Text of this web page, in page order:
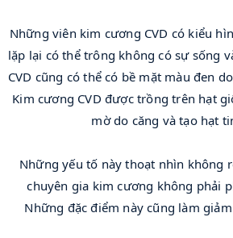
Những viên kim cương CVD có kiểu
lặp lại có thể trông không có sự sống
CVD cũng có thể có bề mặt màu đen
Kim cương CVD được trồng trên hạt
mờ do căng và tạo hạt
Những yếu tố này thoạt nhìn không
chuyên gia kim cương không phải
Những đặc điểm này cũng làm